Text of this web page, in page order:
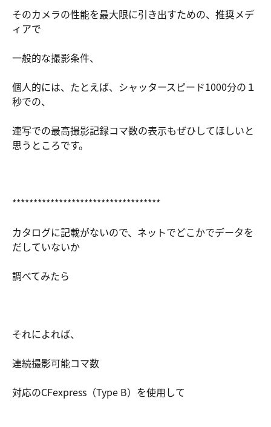
そのカメラの性能を最大限に引き出すための、推奨メデ
ィアで
一般的な撮影条件、
個人的には、たとえば、シャッタースピード1000分の１
秒での、
連写での最高撮影記録コマ数の表示もぜひしてほしいと
思うところです。
***********************************
カタログに記載がないので、ネットでどこかでデータを
だしていないか
調べてみたら
それによれば、
連続撮影可能コマ数
対応のCFexpress（Type B）を使用して